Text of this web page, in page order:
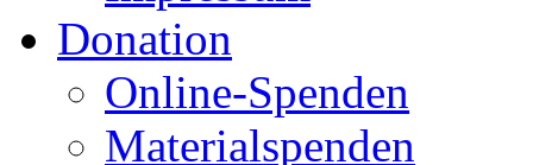
Donation
Online-Spenden
Materialspenden